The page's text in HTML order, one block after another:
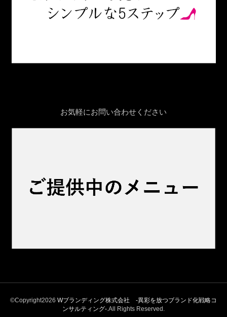
お気軽にお問い合わせください
©Copyright2026 Wブランディング株式会社 -異彩を放つブランド化戦略コ
ンサルティング‐ .All Rights Reserved.